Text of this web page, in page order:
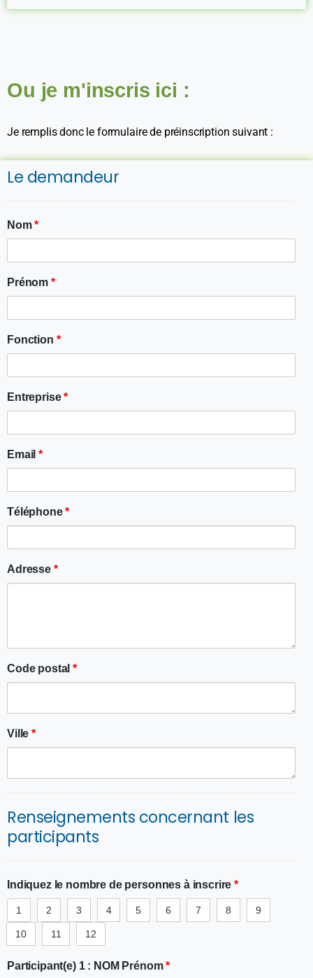
Ou je m'inscris ici :
Je remplis donc le formulaire de préinscription suivant :
Le demandeur
Nom*
Prénom *
Fonction *
Entreprise*
Email*
Téléphone*
Adresse *
Code postal*
Ville*
Renseignements concernant les
participants
Indiquez le nombre de personnes à inscrire*
1 2 3 4 5 6 7 8 9
10 11 12
Participant(e) 1 : NOM Prénom*